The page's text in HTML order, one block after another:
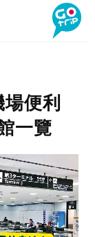
便利
一覽